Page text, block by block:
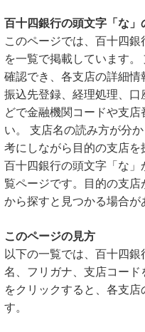
百十四銀行の頭文字「な」
このページでは、百十四
を一覧で掲載しています
確認でき、各支店の詳細情
振込先登録、経理処理、
どで金融機関コードや支
い。 支店名の読み方が分
考にしながら目的の支店を
百十四銀行の頭文字「な
覧ページです。目的の支
から探すと見つかる場合が
このページの見方
以下の一覧では、百十四
名、フリガナ、支店コード
をクリックすると、各支
す。